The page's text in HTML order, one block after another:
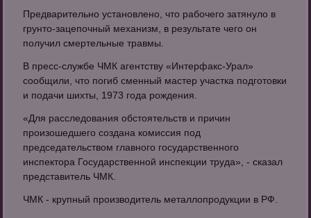
Предварительно установлено, что рабочего затянуло в
грунто-зацепочный механизм, в результате чего он
получил смертельные травмы.
В пресс-службе ЧМК агентству «Интерфакс-Урал»
сообщили, что погиб сменный мастер участка подготовки
и подачи шихты, 1973 года рождения.
«Для расследования обстоятельств и причин
произошедшего создана комиссия под
председательством главного государственного
инспектора Государственной инспекции труда», - сказал
представитель ЧМК.
ЧМК - крупный производитель металлопродукции в РФ.